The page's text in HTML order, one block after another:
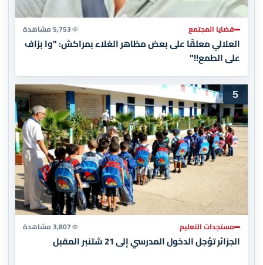
قضايا المجتمع 5,753 مشاهدة
العلالي معلقًا على بعض مظاهر الغلاء بمراكش: "وا بزاف
على الطمع!!"
5
مستجدات التعليم 3,807 مشاهدة
الجزائر تؤجل الدخول المدرسي إلى 21 شتنبر المقبل